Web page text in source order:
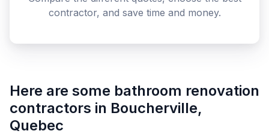
contractor, and save time and money.
Here are some bathroom renovation
contractors in Boucherville,
Quebec